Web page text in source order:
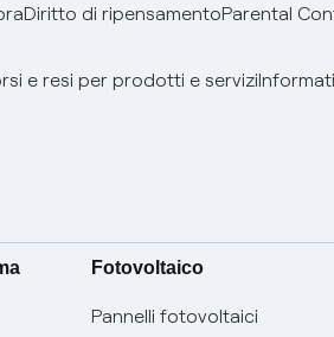
Diritto di ripensamentoParental
e resi per prodotti e servizi
Fotovoltaico
Pannelli fotovoltaici